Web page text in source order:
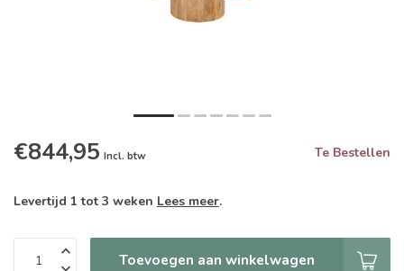
€844,95 Incl. btw Te Bestellen
Levertijd 1 tot 3 weken Lees meer.
Toevoegen aan winkelwagen